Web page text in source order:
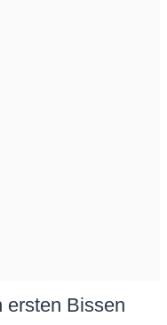
ersten Bissen